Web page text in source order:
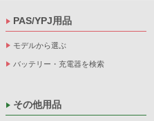
PAS/YPJ用品
モデルから選ぶ
バッテリー・充電器を検索
その他用品